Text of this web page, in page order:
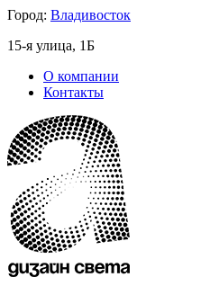
Город: Владивосток
15-я улица, 1Б
О компании
Контакты